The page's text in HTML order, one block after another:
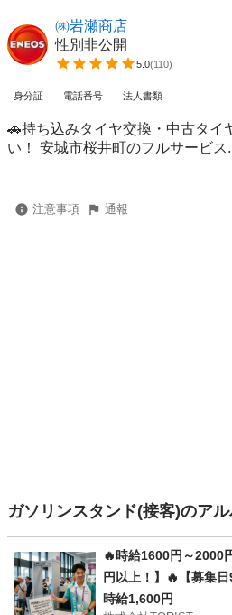
㈱岩瀬商店
性別非公開
5.0(110)
身分証 電話番号 法人書類
🚗持ち込みタイヤ交換・中古タイ
い！ 安城市桜井町のフルサービス
注意事項 通報
ガソリンスタンド(接客)のア
🔥時給1600円～2000
円以上！】🔥【募集
め切り迫る！案内がメ
時給1,600円